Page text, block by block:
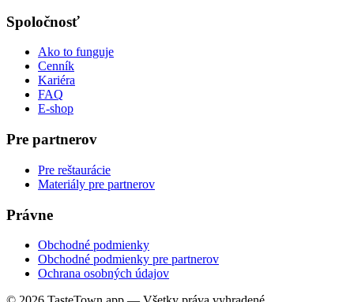
Spoločnosť
Ako to funguje
Cenník
Kariéra
FAQ
E-shop
Pre partnerov
Pre reštaurácie
Materiály pre partnerov
Právne
Obchodné podmienky
Obchodné podmienky pre partnerov
Ochrana osobných údajov